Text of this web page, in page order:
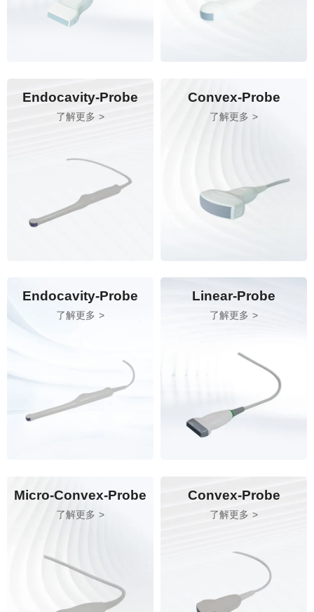
Endocavity-Probe
了解更多
Convex-Probe
了解更多
Endocavity-Probe
了解更多
Linear-Probe
了解更多
Micro-Convex-Probe
了解更多
Convex-Probe
了解更多